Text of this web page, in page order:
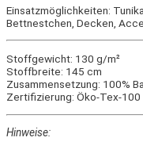
Einsatzmöglichkeiten:
Bettnestchen, Decken,
Stoffgewicht: 130 g/m²
Stoffbreite: 145 cm
Zusammensetzung: 100%
Zertifizierung: Öko-Tex-100
Hinweise: